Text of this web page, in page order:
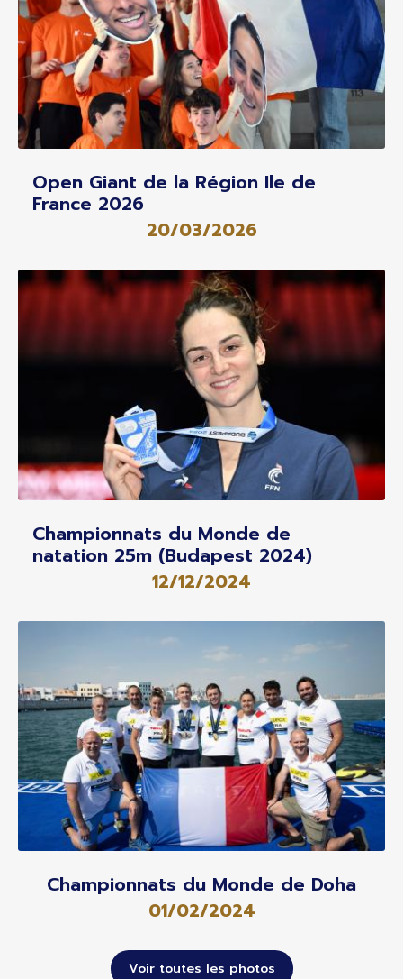
Open Giant de la Région Ile de
France 2026
20/03/2026
Championnats du Monde de
natation 25m (Budapest 2024)
12/12/2024
Championnats du Monde de Doha
01/02/2024
Voir toutes les photos